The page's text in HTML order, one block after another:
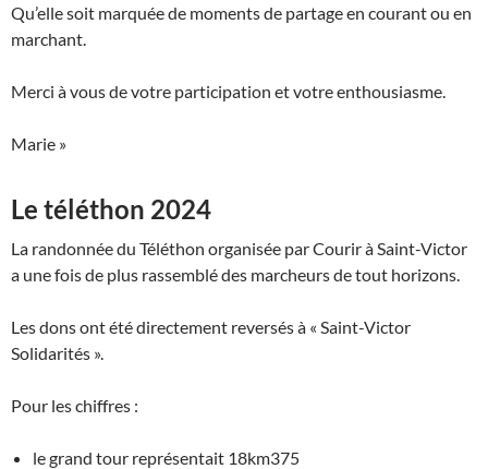
Qu’elle soit marquée de moments de partage en courant ou en
marchant.
Merci à vous de votre participation et votre enthousiasme.
Marie »
Le téléthon 2024
La randonnée du Téléthon organisée par Courir à Saint-Victor
a une fois de plus rassemblé des marcheurs de tout horizons.
Les dons ont été directement reversés à « Saint-Victor
Solidarités ».
Pour les chiffres :
le grand tour représentait 18km375